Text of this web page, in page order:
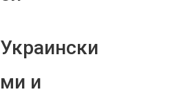
Украински
ми и